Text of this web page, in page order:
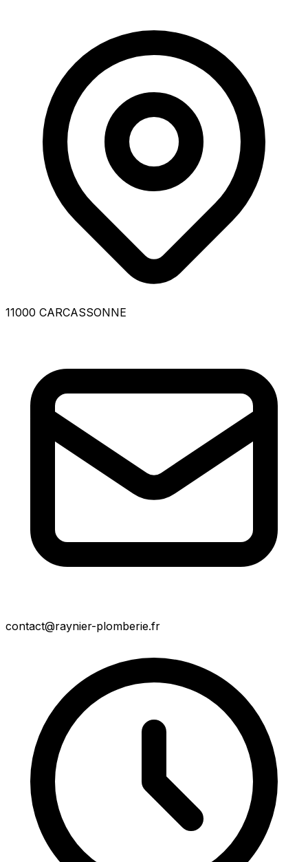
11000 CARCASSONNE
contact@raynier-plomberie.fr